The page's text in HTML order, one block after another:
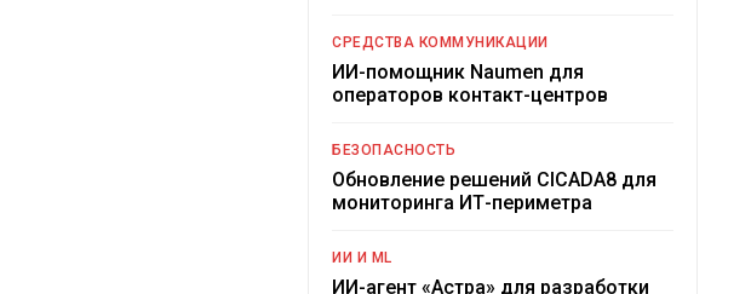
СРЕДСТВА КОММУНИКАЦИИ
ИИ-помощник Naumen для
операторов контакт-центров
БЕЗОПАСНОСТЬ
Обновление решений CICADA8 для
мониторинга ИТ-периметра
ИИ И ML
ИИ-агент «Астра» для разработки